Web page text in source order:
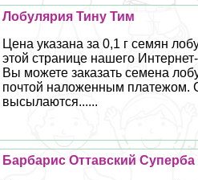
Лобулярия Тину Тим
Цена указана за 0,1 г семян
этой странице нашего
Вы можете заказать семена
почтой наложенным платежом.
высылаются......
Барбарис Оттавский Суперба